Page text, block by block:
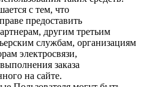
с тем, что
предоставить
другим третьим
службам, организациям
электросвязи,
заказа
на сайте.